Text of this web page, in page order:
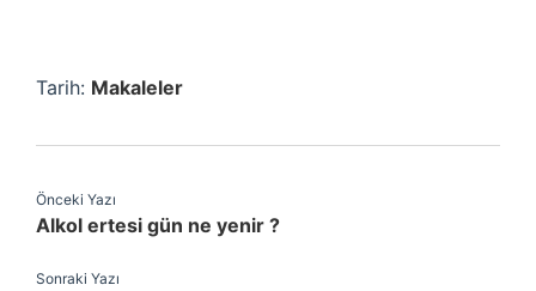
Tarih: Makaleler
Önceki Yazı
Alkol ertesi gün ne yenir ?
Sonraki Yazı